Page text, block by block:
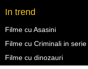
In trend
Filme cu Asasini
Filme cu Criminali in serie
Filme cu dinozauri